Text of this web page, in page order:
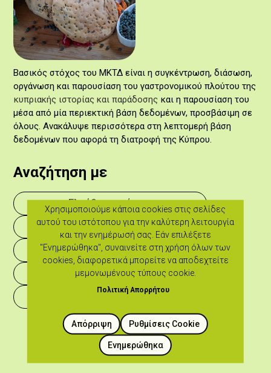
Βασικός στόχος του ΜΚΤΔ είναι η συγκέντρωση, διάσωση,
οργάνωση και παρουσίαση του γαστρονομικού πλούτου της
κυπριακής ιστορίας και παράδοσης και η παρουσίαση του
μέσα από μία περιεκτική βάση δεδομένων, προσβάσιμη σε
όλους. Ανακάλυψε περισσότερα στη λεπτομερή βάση
δεδομένων που αφορά τη διατροφή της Κύπρου.
Αναζήτηση με
Ελεύθερο κείμενο
Αλφαβητικά Α-Ω
Θεματική Κατηγορία
Ιστορική Περίοδο
Γεωγραφική Περιοχή
Χρησιμοποιούμε κάποια cookies στις σελίδες
αυτού του ιστότοπου για την καλύτερη λειτουργία
και την ενημέρωσή σας. Εάν επιλέξετε
"Ενημερώθηκα", συναινείτε στη χρήση όλων των
cookies, διαφορετικά μπορείτε να αποδεχτείτε
μεμονωμένους τύπους cookie.
Πολιτική Απορρήτου
Ρυθμίσεις Cookie
Απόρριψη
Ενημερώθηκα